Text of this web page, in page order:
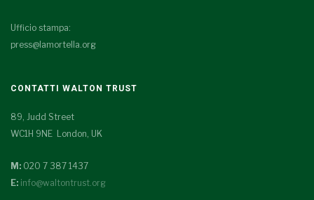
Ufficio stampa:
press@lamortella.org
CONTATTI WALTON TRUST
89, Judd Street
WC1H 9NE London, UK
M: 020 7 387 1437
E: info@waltontrust.org